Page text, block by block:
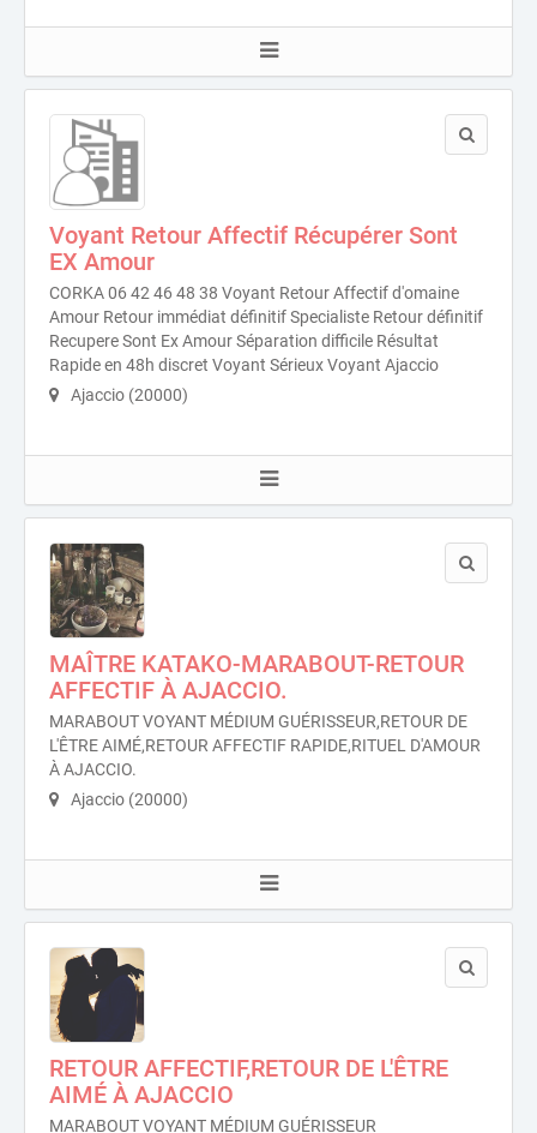
Voyant Retour Affectif Récupérer Sont
EX Amour
CORKA 06 42 46 48 38 Voyant Retour Affectif d'omaine
Amour Retour immédiat définitif Specialiste Retour définitif
Recupere Sont Ex Amour Séparation difficile Résultat
Rapide en 48h discret Voyant Sérieux Voyant Ajaccio
Ajaccio (20000)
MAÎTRE KATAKO-MARABOUT-RETOUR
AFFECTIF À AJACCIO.
MARABOUT VOYANT MÉDIUM GUÉRISSEUR,RETOUR DE
L'ÊTRE AIMÉ,RETOUR AFFECTIF RAPIDE,RITUEL D'AMOUR
À AJACCIO.
Ajaccio (20000)
RETOUR AFFECTIF,RETOUR DE L'ÊTRE
AIMÉ À AJACCIO
MARABOUT VOYANT MÉDIUM GUÉRISSEUR